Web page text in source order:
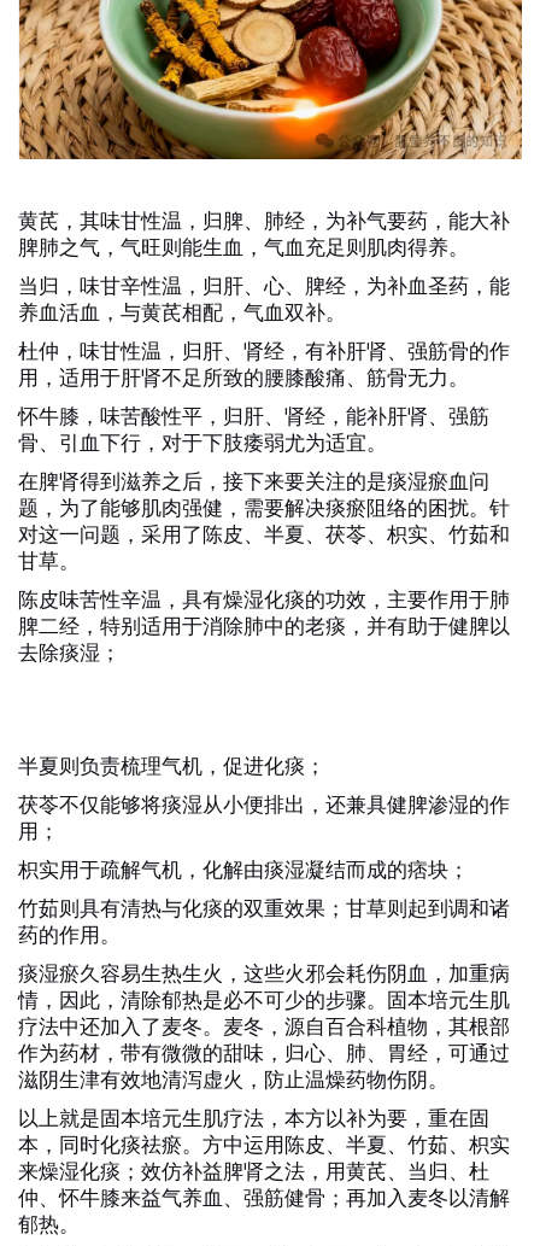
黄芪，其味甘性温，归脾、肺经，为补气要药，能大补
脾肺之气，气旺则能生血，气血充足则肌肉得养。
当归，味甘辛性温，归肝、心、脾经，为补血圣药，能
养血活血，与黄芪相配，气血双补。
杜仲，味甘性温，归肝、肾经，有补肝肾、强筋骨的作
用，适用于肝肾不足所致的腰膝酸痛、筋骨无力。
怀牛膝，味苦酸性平，归肝、肾经，能补肝肾、强筋
骨、引血下行，对于下肢痿弱尤为适宜。
在脾肾得到滋养之后，接下来要关注的是痰湿瘀血问
题，为了能够肌肉强健，需要解决痰瘀阻络的困扰。针
对这一问题，采用了陈皮、半夏、茯苓、枳实、竹茹和
甘草。
陈皮味苦性辛温，具有燥湿化痰的功效，主要作用于肺
脾二经，特别适用于消除肺中的老痰，并有助于健脾以
去除痰湿；
半夏则负责梳理气机，促进化痰；
茯苓不仅能够将痰湿从小便排出，还兼具健脾渗湿的作
用；
枳实用于疏解气机，化解由痰湿凝结而成的痞块；
竹茹则具有清热与化痰的双重效果；甘草则起到调和诸
药的作用。
痰湿瘀久容易生热生火，这些火邪会耗伤阴血，加重病
情，因此，清除郁热是必不可少的步骤。
固本培元生肌
疗法中还加入了麦冬。麦冬，源自百合科植物，其根部
作为药材，带有微微的甜味，归心、肺、胃经，可通过
滋阴生津有效地清泻虚火，防止温燥药物伤阴。
以上就是固本培元生肌疗法 ，本方以补为要，重在固
本，同时化痰祛瘀。方中运用陈皮、半夏、竹茹、枳实
来燥湿化痰；效仿补益脾肾之法，用黄芪、当归、杜
仲、怀牛膝来益气养血、强筋健骨；再加入麦冬以清解
郁热。